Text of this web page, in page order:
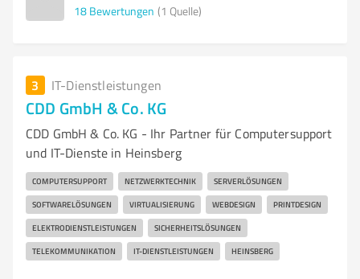
18 Bewertungen (1 Quelle)
3 IT-Dienstleistungen
CDD GmbH & Co. KG
CDD GmbH & Co. KG - Ihr Partner für Computersupport
und IT-Dienste in Heinsberg
COMPUTERSUPPORT NETZWERKTECHNIK SERVERLÖSUNGEN
SOFTWARELÖSUNGEN VIRTUALISIERUNG WEBDESIGN PRINTDESIGN
ELEKTRODIENSTLEISTUNGEN SICHERHEITSLÖSUNGEN
TELEKOMMUNIKATION IT-DIENSTLEISTUNGEN HEINSBERG